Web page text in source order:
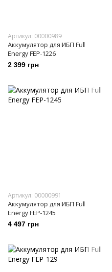
Артикул: 00000989
Аккумулятор для ИБП Full
Energy FEP-1226
2 399 грн
Артикул: 00000991
Аккумулятор для ИБП Full
Energy FEP-1245
4 497 грн